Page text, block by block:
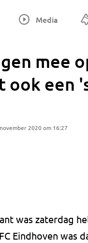
Media
mee
ook een
2020 om 16:27
was zaterdag
Eindhoven was